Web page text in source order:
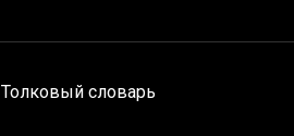
Толковый словарь